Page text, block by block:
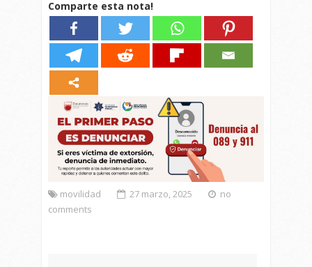
Comparte esta nota!
movilidad 27 marzo, 2025
no
comments